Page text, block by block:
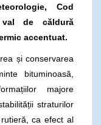
Cod
de căldură
accentuat.
și conservarea
bituminoasă,
majore
straturilor
ca efect al